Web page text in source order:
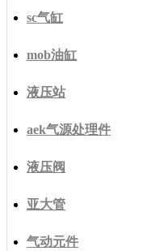
sc气缸
mob油缸
液压站
aek气源处理件
液压阀
亚大管
气动元件